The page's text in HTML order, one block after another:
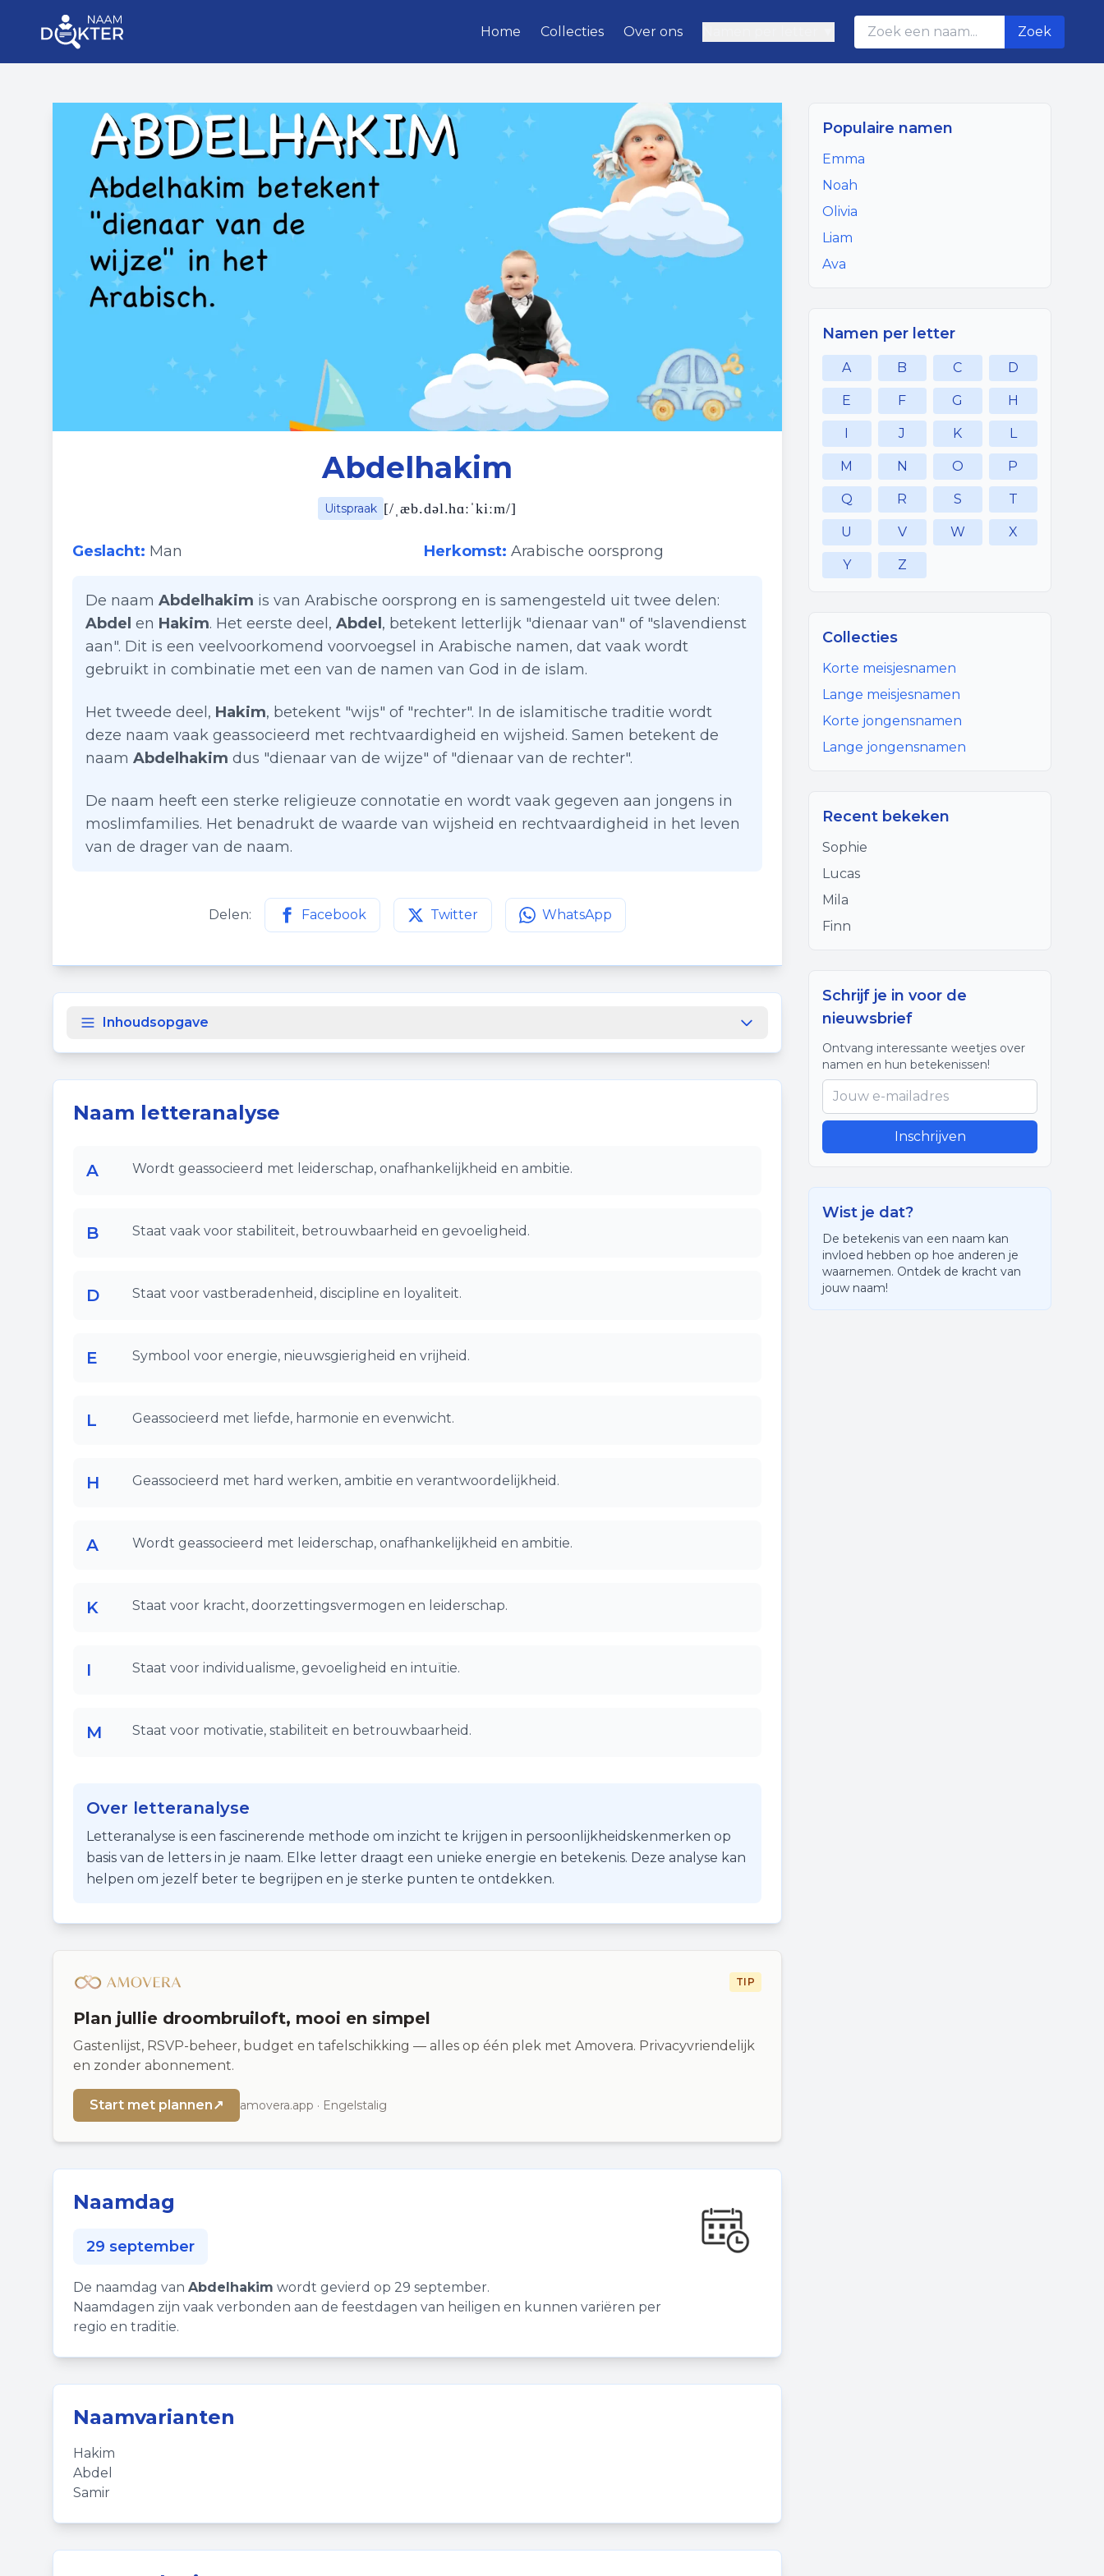
Home Collecties Over ons Zoek
Abdelhakim
Uitspraak [/ˌæb.dəl.hɑːˈkiːm/]
Geslacht: Man Herkomst: Arabische oorsprong
De naam Abdelhakim is van Arabische oorsprong en is samengesteld uit twee delen:
Abdel en Hakim. Het eerste deel, Abdel , betekent letterlijk "dienaar van" of "slavendienst
aan". Dit is een veelvoorkomend voorvoegsel in Arabische namen, dat vaak wordt
gebruikt in combinatie met een van de namen van God in de islam.
Het tweede deel, Hakim, betekent "wijs" of "rechter". In de islamitische traditie wordt
deze naam vaak geassocieerd met rechtvaardigheid en wijsheid. Samen betekent de
naam Abdelhakim dus "dienaar van de wijze" of "dienaar van de rechter".
De naam heeft een sterke religieuze connotatie en wordt vaak gegeven aan jongens in
moslimfamilies. Het benadrukt de waarde van wijsheid en rechtvaardigheid in het leven
van de drager van de naam.
Delen: Facebook
Deel deze pagina op Facebook
Twitter
Deel deze pagina opTwitter
WhatsApp
Deel deze pagina op
Inhoudsopgave
Naam letteranalyse
A Wordt geassocieerd met leiderschap, onafhankelijkheid en ambitie.
B Staat vaak voor stabiliteit, betrouwbaarheid en gevoeligheid.
D Staat voor vastberadenheid, discipline en loyaliteit.
E Symbool voor energie, nieuwsgierigheid en vrijheid.
L Geassocieerd met liefde, harmonie en evenwicht.
H Geassocieerd met hard werken, ambitie en verantwoordelijkheid.
A Wordt geassocieerd met leiderschap, onafhankelijkheid en ambitie.
K Staat voor kracht, doorzettingsvermogen en leiderschap.
I Staat voor individualisme, gevoeligheid en intuïtie.
M Staat voor motivatie, stabiliteit en betrouwbaarheid.
Over letteranalyse
Letteranalyse is een fascinerende methode om inzicht te krijgen in persoonlijkheidskenmerken op
basis van de letters in je naam. Elke letter draagt een unieke energie en betekenis. Deze analyse kan
helpen om jezelf beter te begrijpen en je sterke punten te ontdekken.
TIP
Plan jullie droombruiloft, mooi en simpel
Gastenlijst, RSVP-beheer, budget en tafelschikking — alles op één plek met Amovera. Privacyvriendelijk
en zonder abonnement.
Start met plannen↗ amovera.app · Engelstalig
Naamdag
29 september
De naamdag van Abdelhakim wordt gevierd op 29 september.
Naamdagen zijn vaak verbonden aan de feestdagen van heiligen en kunnen variëren per
regio en traditie.
Naamvarianten
Hakim
Abdel
Samir
Populaire namen
Emma
Noah
Olivia
Liam
Ava
Namen per letter
A B C D
E F G H
I J K L
M N O P
Q R S T
U V W X
Y Z
Collecties
Korte meisjesnamen
Lange meisjesnamen
Korte jongensnamen
Lange jongensnamen
Recent bekeken
Sophie
Lucas
Mila
Finn
Schrijf je in voor de
nieuwsbrief
Ontvang interessante weetjes over
namen en hun betekenissen!
Inschrijven
Wist je dat?
De betekenis van een naam kan
invloed hebben op hoe anderen je
waarnemen. Ontdek de kracht van
jouw naam!